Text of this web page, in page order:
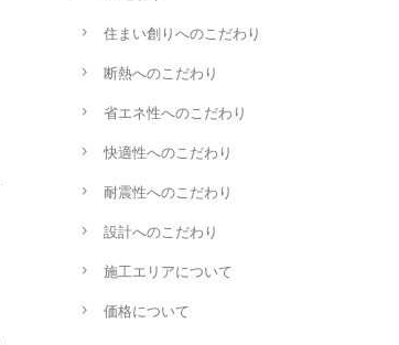
住まい創りへのこだわり
断熱へのこだわり
省エネ性へのこだわり
快適性へのこだわり
耐震性へのこだわり
設計へのこだわり
施工エリアについて
価格について